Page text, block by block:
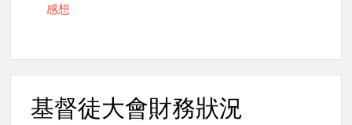
感想
基督徒大會財務狀況